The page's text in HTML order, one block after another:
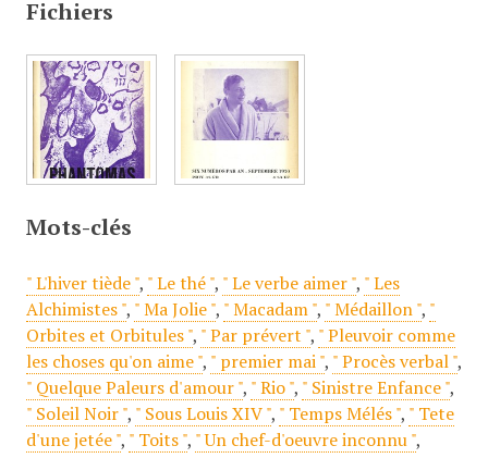
Fichiers
Mots-clés
" L'hiver tiède ", " Le thé ", " Le verbe aimer ", " Les
Alchimistes ", " Ma Jolie ", " Macadam ", " Médaillon ", "
Orbites et Orbitules ", " Par prévert ", " Pleuvoir comme
les choses qu'on aime ", " premier mai ", " Procès verbal ",
" Quelque Paleurs d'amour ", " Rio ", " Sinistre Enfance ",
" Soleil Noir ", " Sous Louis XIV ", " Temps Mélés ", " Tete
d'une jetée ", " Toits ", " Un chef-d'oeuvre inconnu ",